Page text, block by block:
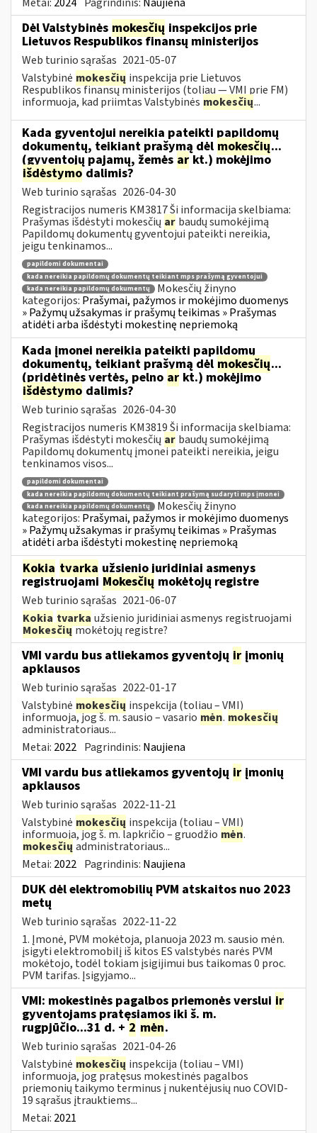
Dėl Valstybinės mokesčių inspekcijos prie
Lietuvos Respublikos finansų ministerijos
Web turinio sąrašas 2021-05-07
Valstybinė mokesčių inspekcija prie Lietuvos
Respublikos finansų ministerijos (toliau — VMI prie FM)
informuoja, kad priimtas Valstybinės mokesčių...
Kada gyventojui nereikia pateikti papildomų
dokumentų, teikiant prašymą dėl mokesčių...
(gyventojų pajamų, žemės ar kt.) mokėjimo
išdėstymo dalimis?
Web turinio sąrašas 2026-04-30
Registracijos numeris KM3817 Ši informacija skelbiama:
Prašymas išdėstyti mokesčių ar baudų sumokėjimą
Papildomų dokumentų gyventojui pateikti nereikia,
jeigu tenkinamos...
papildomi dokumentai
kada nereikia papildomų dokumentų teikiant mps prašymą gyventojui
kada nereikia papildomų dokumentų
Mokesčių žinyno
kategorijos: Prašymai, pažymos ir mokėjimo duomenys
» Pažymų užsakymas ir prašymų teikimas » Prašymas
atidėti arba išdėstyti mokestinę nepriemoką
Kada įmonei nereikia pateikti papildomų
dokumentų, teikiant prašymą dėl mokesčių...
(pridėtinės vertės, pelno ar kt.) mokėjimo
išdėstymo dalimis?
Web turinio sąrašas 2026-04-30
Registracijos numeris KM3819 Ši informacija skelbiama:
Prašymas išdėstyti mokesčių ar baudų sumokėjimą
Papildomų dokumentų įmonei pateikti nereikia, jeigu
tenkinamos visos...
papildomi dokumentai
kada nereikia papildomų dokumentų teikiant prašymą sudaryti mps įmonei
kada nereikia papildomų dokumentų
Mokesčių žinyno
kategorijos: Prašymai, pažymos ir mokėjimo duomenys
» Pažymų užsakymas ir prašymų teikimas » Prašymas
atidėti arba išdėstyti mokestinę nepriemoką
Kokia tvarka užsienio juridiniai asmenys
registruojami Mokesčių mokėtojų registre
Web turinio sąrašas 2021-06-07
Kokia tvarka užsienio juridiniai asmenys registruojami
Mokesčiųmokėtojų registre?
VMI vardu bus atliekamos gyventojų ir įmonių
apklausos
Web turinio sąrašas 2022-01-17
Valstybinė mokesčių inspekcija (toliau – VMI)
informuoja, jog š. m. sausio – vasario mėn. mokesčių
administratoriaus...
Metai: 2022 Pagrindinis: Naujiena
VMI vardu bus atliekamos gyventojų ir įmonių
apklausos
Web turinio sąrašas 2022-11-21
Valstybinė mokesčių inspekcija (toliau – VMI)
informuoja, jog š. m. lapkričio – gruodžio mėn.
mokesčių administratoriaus...
Metai: 2022 Pagrindinis: Naujiena
DUK dėl elektromobilių PVM atskaitos nuo 2023
metų
Web turinio sąrašas 2022-11-22
1. Įmonė, PVM mokėtoja, planuoja 2023 m. sausio mėn.
įsigyti elektromobilį iš kitos ES valstybės narės PVM
mokėtojo, todėl tokiam įsigijimui bus taikomas 0 proc.
PVM tarifas. Įsigyjamo...
VMI: mokestinės pagalbos priemonės verslui ir
gyventojams pratęsiamos iki š. m.
rugpjūčio...31 d. + 2 mėn.
Web turinio sąrašas 2021-04-26
Valstybinė mokesčių inspekcija (toliau – VMI)
informuoja, jog pratęsus mokestinės pagalbos
priemonių taikymo terminus į nukentėjusių nuo COVID-
19 sąrašus įtrauktiems...
Metai: 2021